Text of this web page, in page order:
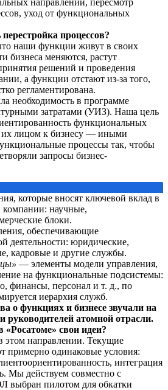
направлений, пересмотр
уход от функциональных
процессов?
наши функции живут в своих
бизнеса меняются, растут
решений и проведения
а функции отстают из-за того,
регламентирована.
необходимость в программе
затратами (УИЗ). Наша цель
функциональных
их лицом к бизнесу — иными
процессы так, чтобы
запросы бизнес-
которые вносят ключевой вклад в
научные,
блоки.
обеспечивающие
деятельности: юридические,
кадровые и другие службы.
— элементы модели управления,
на функциональные подсистемы:
финансы, персонал и т. д., по
иерархия служб.
о функциях и бизнесе звучали на
руководителей атомной отрасли.
свои идеи?
направлении. Текущие
примерно одинаковые условия:
интеграция
Мы действуем совместно с
выбран пилотом для обкатки